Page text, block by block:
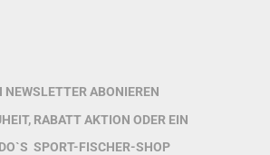
NEWSLETTER ABONIEREN
RABATT AKTION ODER EIN
SPORT-FISCHER-SHOP